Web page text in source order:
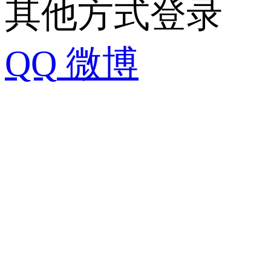
其他方式登录
QQ 微博